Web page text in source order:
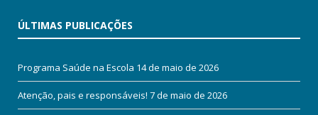
ÚLTIMAS PUBLICAÇÕES
Programa Saúde na Escola 14 de maio de 2026
Atenção, pais e responsáveis! 7 de maio de 2026